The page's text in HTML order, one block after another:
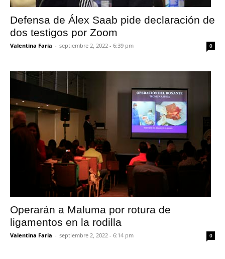
Defensa de Álex Saab pide declaración de
dos testigos por Zoom
Valentina Faria - septiembre 2, 2022 - 6:39 pm 0
Operarán a Maluma por rotura de
ligamentos en la rodilla
Valentina Faria - septiembre 2, 2022 - 6:14 pm 0